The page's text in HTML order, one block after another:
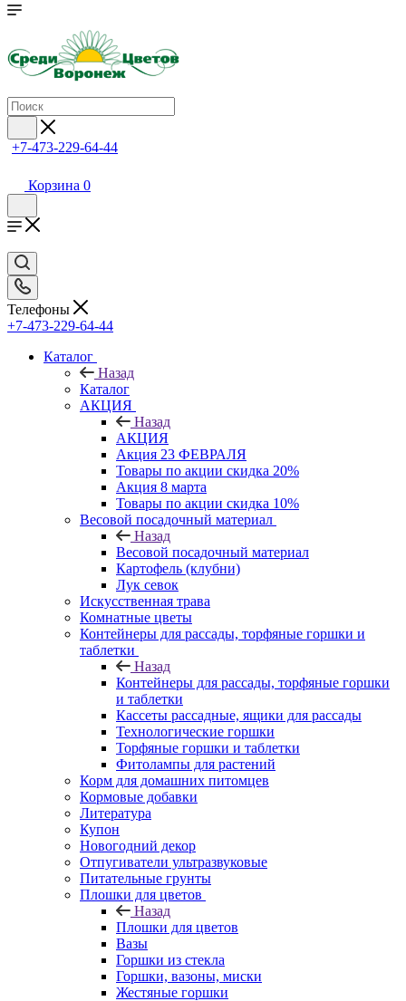
+7-473-229-64-44
Корзина 0
Телефоны
+7-473-229-64-44
Каталог
Назад
Каталог
АКЦИЯ
Назад
АКЦИЯ
Акция 23 ФЕВРАЛЯ
Товары по акции скидка 20%
Акция 8 марта
Товары по акции скидка 10%
Весовой посадочный материал
Назад
Весовой посадочный материал
Картофель (клубни)
Лук севок
Искусственная трава
Комнатные цветы
Контейнеры для рассады, торфяные горшки и
таблетки
Назад
Контейнеры для рассады, торфяные горшки
и таблетки
Кассеты рассадные, ящики для рассады
Технологические горшки
Торфяные горшки и таблетки
Фитолампы для растений
Корм для домашних питомцев
Кормовые добавки
Литература
Купон
Новогодний декор
Отпугиватели ультразвуковые
Питательные грунты
Плошки для цветов
Назад
Плошки для цветов
Вазы
Горшки из стекла
Горшки, вазоны, миски
Жестяные горшки